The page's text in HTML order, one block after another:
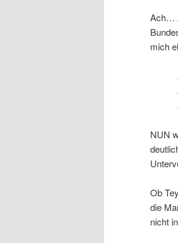
Ach…
mich
NUN
Ob
die
nicht